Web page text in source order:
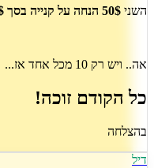
השני 50$ הנחה על קנייה בסך 100$
אה.. ויש רק 10 מכל אחד אז...
כל הקודם זוכה!
בהצלחה
דיל